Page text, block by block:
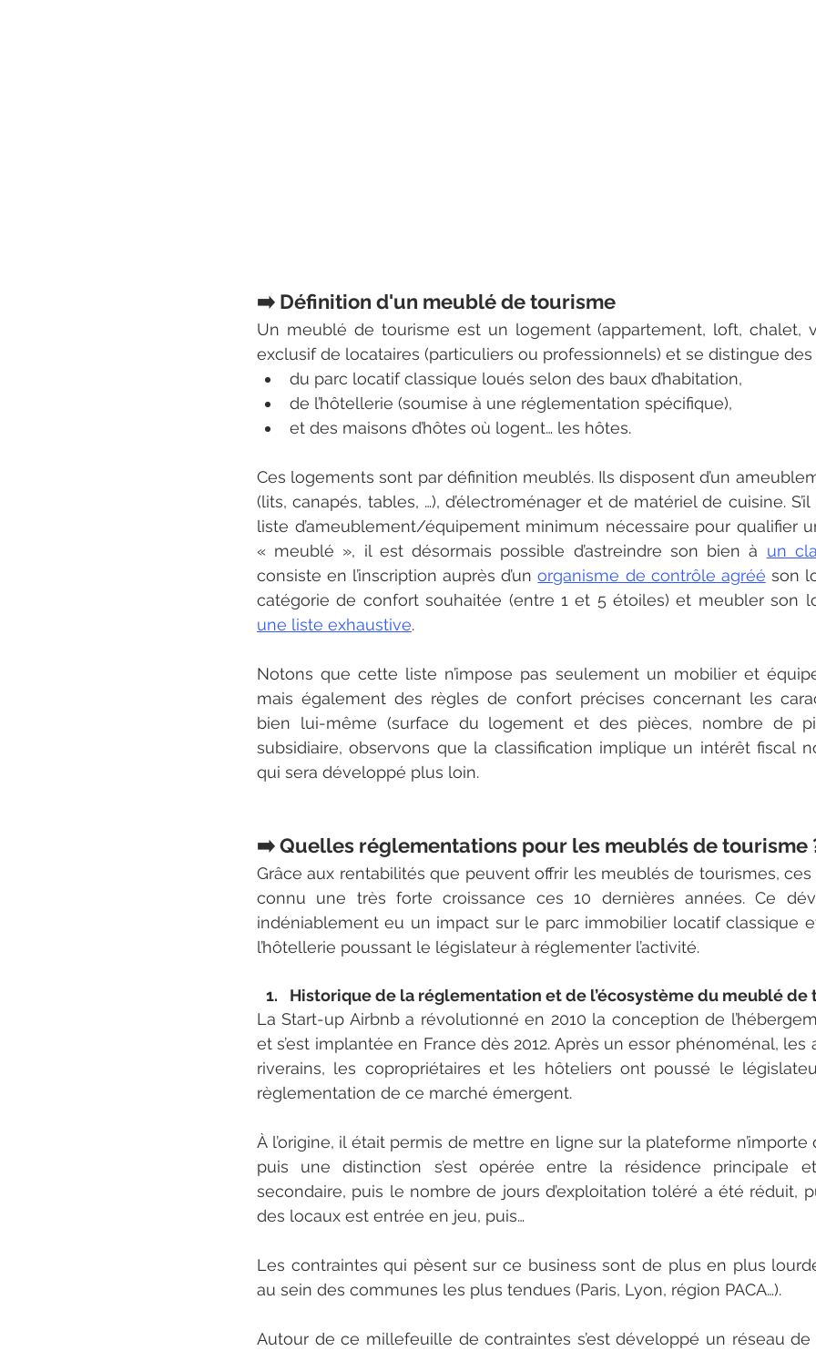
➡️ Définition d'un meublé de tourisme
Un meublé de tourisme est un logement (appartement, loft, chalet,
exclusif de locataires (particuliers ou professionnels) et se distingue des
du parc locatif classique loués selon des baux d’habitation,
de l’hôtellerie (soumise à une réglementation spécifique),
et des maisons d’hôtes où logent… les hôtes.
Ces logements sont par définition meublés. Ils disposent d’un
(lits, canapés, tables, …), d’électroménager et de matériel de cuisine. S’il
liste d’ameublement/équipement minimum nécessaire pour qualifier
« meublé », il est désormais possible d’astreindre son bien à un
consiste en l’inscription auprès d’un organisme de contrôle agréé son
catégorie de confort souhaitée (entre 1 et 5 étoiles) et meubler son
une liste exhaustive.
Notons que cette liste n’impose pas seulement un mobilier et
mais également des règles de confort précises concernant les
bien lui-même (surface du logement et des pièces, nombre de
subsidiaire, observons que la classification implique un intérêt fiscal
qui sera développé plus loin.
➡️ Quelles réglementations pour les meublés de tourisme
Grâce aux rentabilités que peuvent offrir les meublés de tourismes,
connu une très forte croissance ces 10 dernières années. Ce
indéniablement eu un impact sur le parc immobilier locatif classique
l’hôtellerie poussant le législateur à réglementer l’activité.
Historique de la réglementation et de l’écosystème du meublé de
La Start-up Airbnb a révolutionné en 2010 la conception de
et s’est implantée en France dès 2012. Après un essor phénoménal, les
riverains, les copropriétaires et les hôteliers ont poussé le
règlementation de ce marché émergent.
À l’origine, il était permis de mettre en ligne sur la plateforme
puis une distinction s’est opérée entre la résidence principale
secondaire, puis le nombre de jours d’exploitation toléré a été réduit,
des locaux est entrée en jeu, puis…
Les contraintes qui pèsent sur ce business sont de plus en plus
au sein des communes les plus tendues (Paris, Lyon, région PACA…).
Autour de ce millefeuille de contraintes s’est développé un réseau de